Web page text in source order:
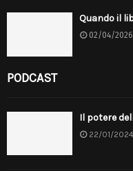
Quando il
02/04/2026
PODCAST
Il potere
22/01/2024